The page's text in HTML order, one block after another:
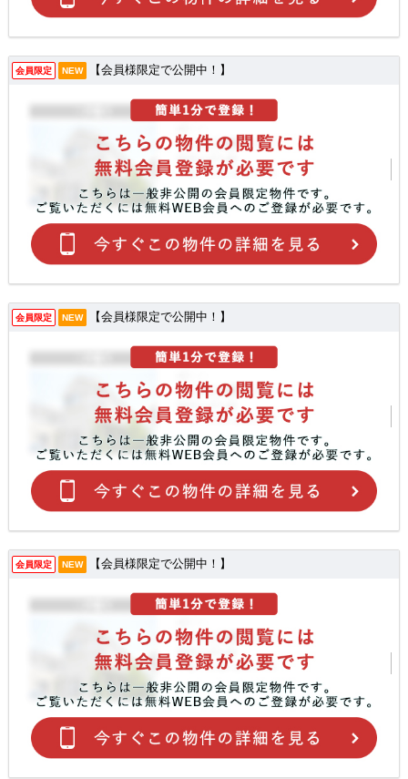
会員限定 NEW 【会員様限定で公開中！】
会員限定 NEW 【会員様限定で公開中！】
会員限定 NEW 【会員様限定で公開中！】